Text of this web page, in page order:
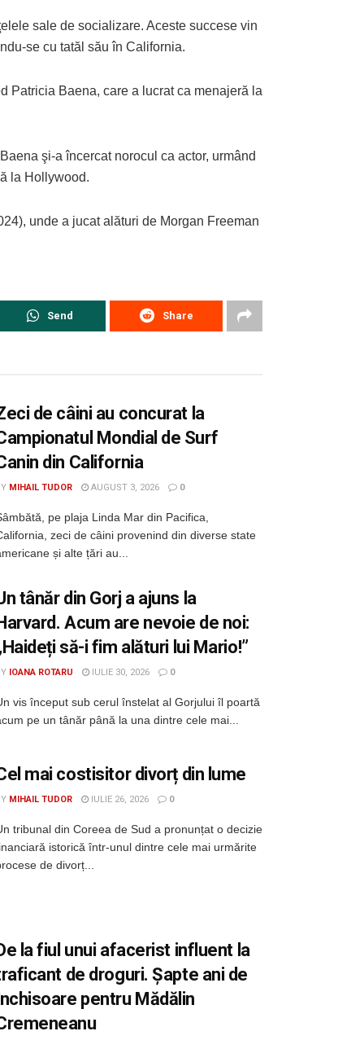
sale de socializare. Aceste succese vin
se cu tatăl său în California.
Patricia Baena, care a lucrat ca menajeră la
şi-a încercat norocul ca actor, urmând
la Hollywood.
unde a jucat alături de Morgan Freeman
Send Share
de câini au concurat la
Mondial de Surf
din California
MIHAIL TUDOR AUGUST 3, 2026 0
pe plaja Linda Mar din Pacifica,
zeci de câini provenind din diverse state
și alte țări au...
tânăr din Gorj a ajuns la
Acum are nevoie de noi:
să-i fim alături lui Mario!”
IOANA ROTARU IULIE 30, 2026 0
vis început sub cerul înstelat al Gorjului îl poartă
pe un tânăr până la una dintre cele mai...
mai costisitor divorț din lume
MIHAIL TUDOR IULIE 26, 2026 0
tribunal din Coreea de Sud a pronunțat o decizie
istorică într-unul dintre cele mai urmărite
de divorț...
la fiul unui afacerist influent la
de droguri. Șapte ani de
pentru Mădălin